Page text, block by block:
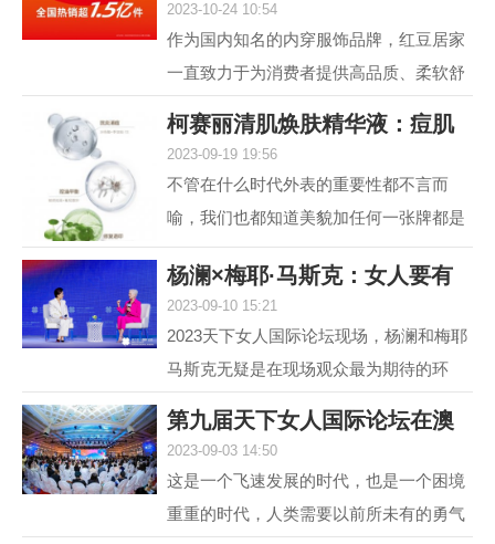
2023-10-24 10:54
作为国内知名的内穿服饰品牌，红豆居家
一直致力于为消费者提供高品质、柔软舒
作为红豆居家的核心...
柯赛丽清肌焕肤精华液：痘肌
2023-09-19 19:56
不管在什么时代外表的重要性都不言而
喻，我们也都知道美貌加任何一张牌都是
王炸，但很多人却因为脸上的痘痘或痘印
而封印了颜值，在变美...
杨澜×梅耶·马斯克：女人要有
2023-09-10 15:21
2023天下女人国际论坛现场，杨澜和梅耶
马斯克无疑是在现场观众最为期待的环
传奇人生的优秀女性，...
第九届天下女人国际论坛在澳
2023-09-03 14:50
这是一个飞速发展的时代，也是一个困境
重重的时代，人类需要以前所未有的勇气